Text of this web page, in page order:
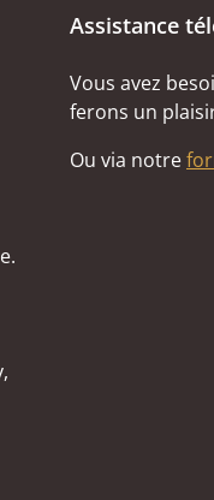
Assistance
Vous avez
ferons un
Ou via notre